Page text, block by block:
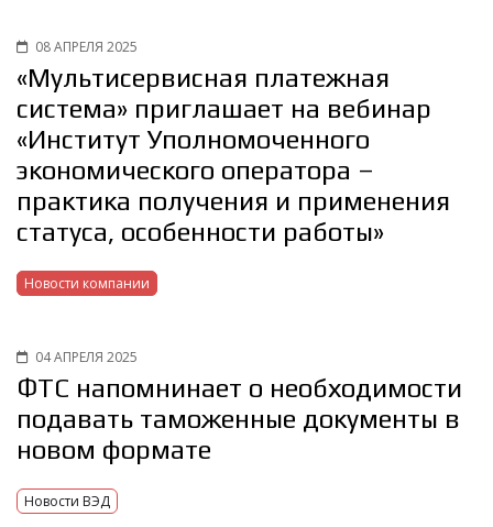
08 АПРЕЛЯ 2025
«Мультисервисная платежная
система» приглашает на вебинар
«Институт Уполномоченного
экономического оператора –
практика получения и применения
статуса, особенности работы»
Новости компании
04 АПРЕЛЯ 2025
ФТС напомнинает о необходимости
подавать таможенные документы в
новом формате
Новости ВЭД